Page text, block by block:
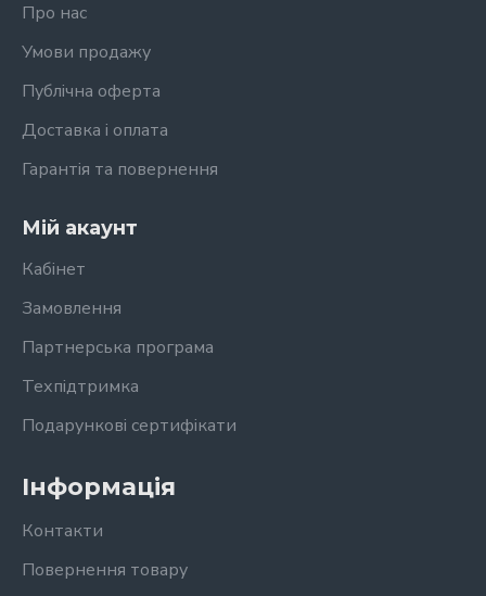
Про нас
Умови продажу
Публічна оферта
Доставка і оплата
Гарантія та повернення
Мій акаунт
Кабінет
Замовлення
Партнерська програма
Техпідтримка
Подарункові сертифікати
Інформація
Контакти
Повернення товару